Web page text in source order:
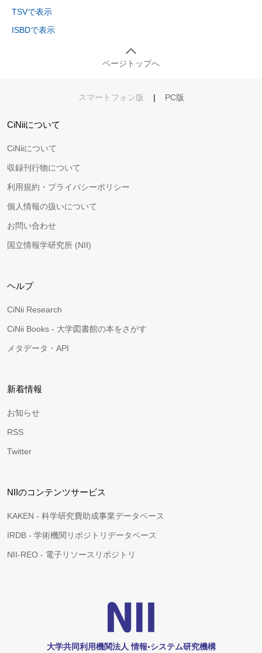
TSVで表示
ISBDで表示
ページトップへ
スマートフォン版 | PC版
CiNiiについて
CiNiiについて
収録刊行物について
利用規約・プライバシーポリシー
個人情報の扱いについて
お問い合わせ
国立情報学研究所 (NII)
ヘルプ
CiNii Research
CiNii Books - 大学図書館の本をさがす
メタデータ・API
新着情報
お知らせ
RSS
Twitter
NIIのコンテンツサービス
KAKEN - 科学研究費助成事業データベース
IRDB - 学術機関リポジトリデータベース
NII-REO - 電子リソースリポジトリ
大学共同利用機関法人 情報•システム研究機構